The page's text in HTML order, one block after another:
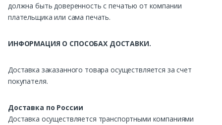
должна быть доверенность с печатью от компании
плательщика или сама печать.
ИНФОРМАЦИЯ О СПОСОБАХ ДОСТАВКИ.
Доставка заказанного товара осуществляется за счет
покупателя.
Доставка по России
Доставка осуществляется транспортными компаниями